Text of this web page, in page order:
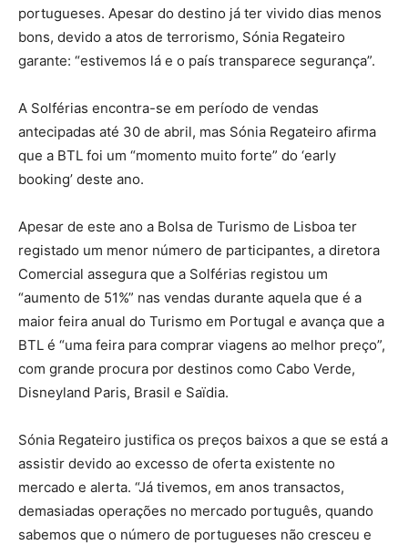
portugueses. Apesar do destino já ter vivido dias menos
bons, devido a atos de terrorismo, Sónia Regateiro
garante: “estivemos lá e o país transparece segurança”.
A Solférias encontra-se em período de vendas
antecipadas até 30 de abril, mas Sónia Regateiro afirma
que a BTL foi um “momento muito forte” do ‘early
booking’ deste ano.
Apesar de este ano a Bolsa de Turismo de Lisboa ter
registado um menor número de participantes, a diretora
Comercial assegura que a Solférias registou um
“aumento de 51%” nas vendas durante aquela que é a
maior feira anual do Turismo em Portugal e avança que a
BTL é “uma feira para comprar viagens ao melhor preço”,
com grande procura por destinos como Cabo Verde,
Disneyland Paris, Brasil e Saïdia.
Sónia Regateiro justifica os preços baixos a que se está a
assistir devido ao excesso de oferta existente no
mercado e alerta. “Já tivemos, em anos transactos,
demasiadas operações no mercado português, quando
sabemos que o número de portugueses não cresceu e